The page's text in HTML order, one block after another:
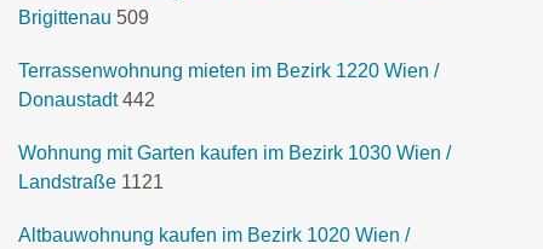
Brigittenau 509
Terrassenwohnung mieten im Bezirk 1220 Wien /
Donaustadt 442
Wohnung mit Garten kaufen im Bezirk 1030 Wien /
Landstraße 1121
Altbauwohnung kaufen im Bezirk 1020 Wien /